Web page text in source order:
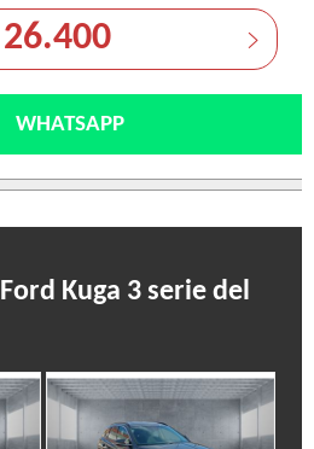
WHATSAPP
Kuga 3 serie del